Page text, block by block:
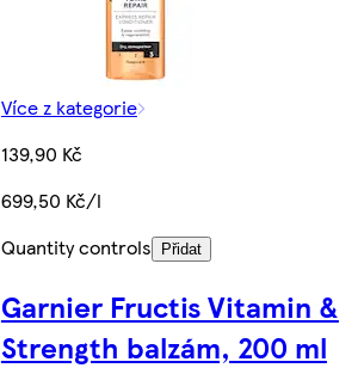
Více z kategorie
139,90 Kč
699,50 Kč/l
Quantity controls
Přidat
Garnier Fructis Vitamin &
Strength balzám, 200 ml